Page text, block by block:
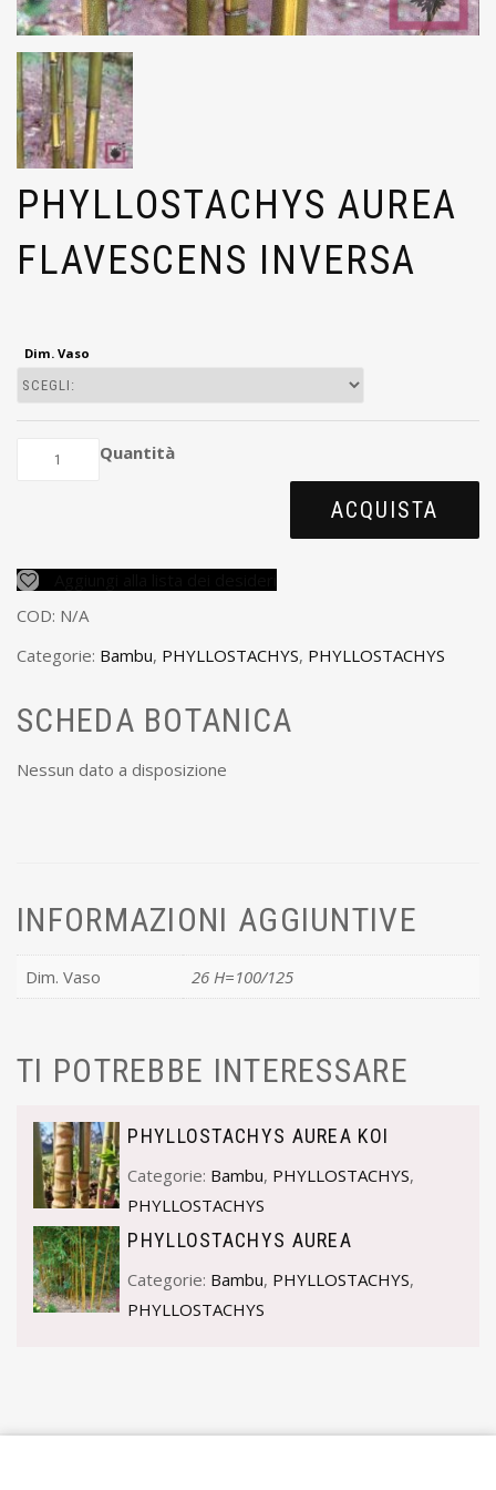
PHYLLOSTACHYS AUREA
FLAVESCENS INVERSA
Dim. Vaso
Quantità
ACQUISTA
COD: N/A
Categorie: Bambu, PHYLLOSTACHYS, PHYLLOSTACHYS
SCHEDA BOTANICA
Nessun dato a disposizione
INFORMAZIONI AGGIUNTIVE
Dim. Vaso 26 H=100/125
TI POTREBBE INTERESSARE
PHYLLOSTACHYS AUREA KOI
Categorie: Bambu, PHYLLOSTACHYS,
PHYLLOSTACHYS
PHYLLOSTACHYS AUREA
Categorie: Bambu, PHYLLOSTACHYS,
PHYLLOSTACHYS